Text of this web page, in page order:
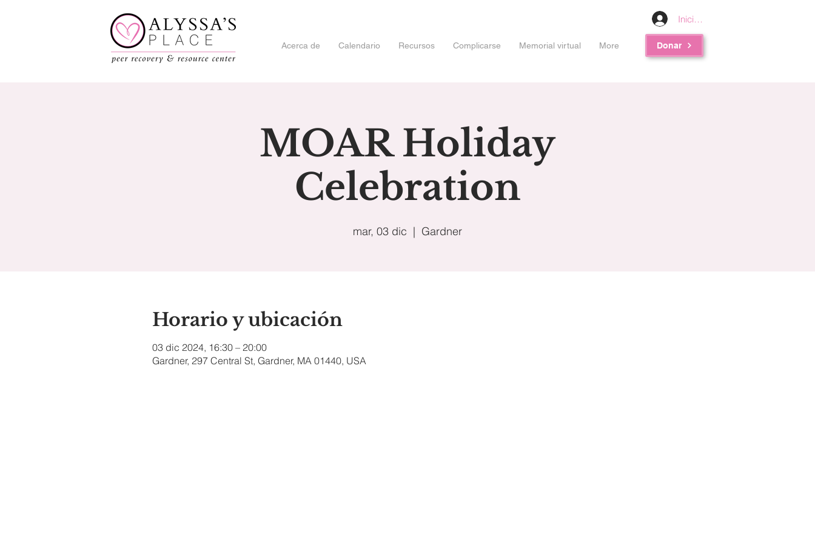
Iniciar sesión
Acerca de Calendario Recursos Complicarse Memorial virtual More Donar
MOAR Holiday
Celebration
mar, 03 dic
  |
Gardner
Horario y ubicación
03 dic 2024, 16:30 – 20:00
Gardner, 297 Central St, Gardner, MA 01440, USA